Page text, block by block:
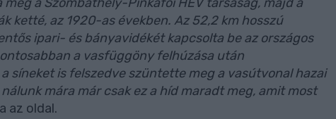
ketté, az 1920-as években. Az 52,2 km hosszú
ipari- és bányavidékét kapcsolta be az országos
a vasfüggöny felhúzása után
síneket is felszedve szüntette meg a vasútvonal hazai
mára már csak ez a híd maradt meg, amit most
az oldal.